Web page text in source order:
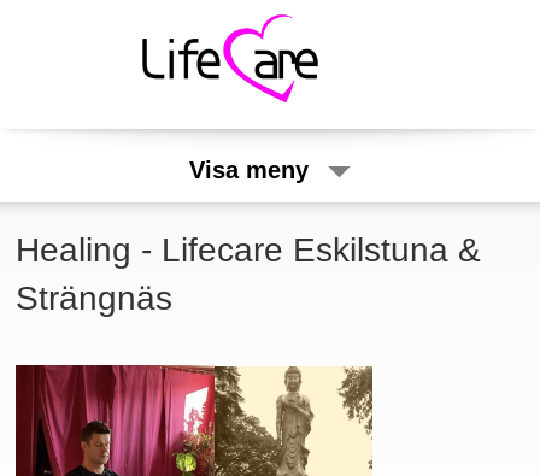
Visa meny
Healing - Lifecare Eskilstuna &
Strängnäs